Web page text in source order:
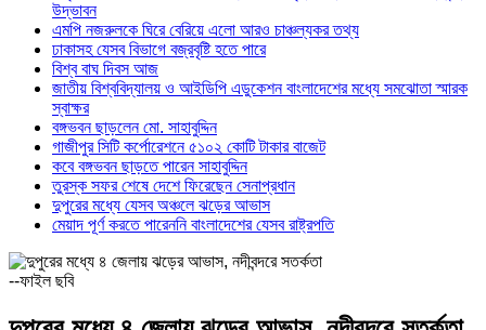
উদ্ভাবন
এমপি নজরুলকে ঘিরে বেরিয়ে এলো আরও চাঞ্চল্যকর তথ্য
ঢাকাসহ যেসব বিভাগে বজ্রবৃষ্টি হতে পারে
বিশ্ব বাঘ দিবস আজ
জাতীয় বিশ্ববিদ্যালয় ও আইডিপি এডুকেশন বাংলাদেশের মধ্যে সমঝোতা স্মারক
স্বাক্ষর
বঙ্গভবন ছাড়লেন মো. সাহাবুদ্দিন
গাজীপুর সিটি কর্পোরেশনে ৫১০২ কোটি টাকার বাজেট
কবে বঙ্গভবন ছাড়তে পারেন সাহাবুদ্দিন
তুরস্ক সফর শেষে দেশে ফিরেছেন সেনাপ্রধান
দুপুরের মধ্যে যেসব অঞ্চলে ঝড়ের আভাস
মেয়াদ পূর্ণ করতে পারেননি বাংলাদেশের যেসব রাষ্ট্রপতি
--ফাইল ছবি